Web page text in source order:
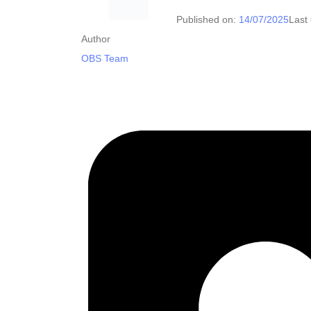
Author
OBS Team
Published on: 14/07/2025Last